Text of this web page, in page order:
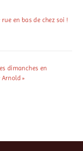
en bas de chez soi !
dimanches en
»